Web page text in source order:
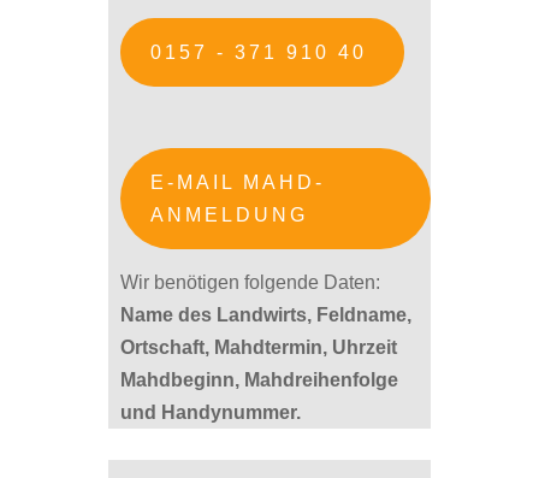
0157 - 371 910 40
E-MAIL MAHD-
ANMELDUNG
Wir benötigen folgende Daten:
Name des Landwirts, Feldname,
Ortschaft, Mahdtermin, Uhrzeit
Mahdbeginn, Mahdreihenfolge
und Handynummer.